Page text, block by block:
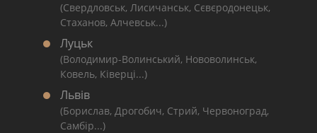
(Свердловськ, Лисичанськ, Сєвєродонецьк,
Стаханов, Алчевськ...)
Луцьк
(Володимир-Волинський, Нововолинськ,
Ковель, Ківерці...)
Львів
(Борислав, Дрогобич, Стрий, Червоноград,
Самбір...)